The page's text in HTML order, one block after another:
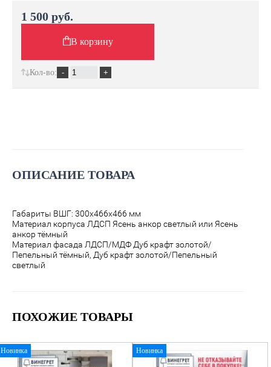
ОПИСАНИЕ ТОВАРА
Габариты ВШГ: 300х466х466 мм
Материал корпуса ЛДСП Ясень анкор светлый или Ясень
анкор тёмный
Материал фасада ЛДСП/МДФ Дуб крафт золотой/
Пепельный тёмный, Дуб крафт золотой/Пепельный
светлый
ПОХОЖИЕ ТОВАРЫ
Новинка Новинка
1 500 руб.
В корзину
Кол-во: